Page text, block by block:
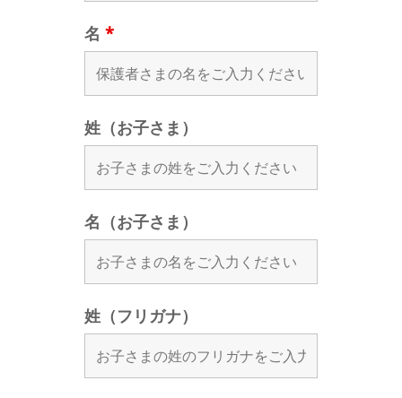
名 *
姓（お子さま）
名（お子さま）
姓（フリガナ）